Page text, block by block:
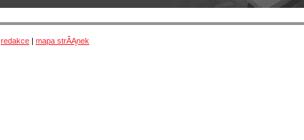
redakce
mapa strĂĄnek